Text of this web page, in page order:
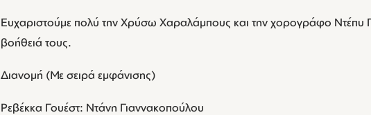
Ευχαριστούμε πολύ την Χρύσω Χαραλάμπους και την χορογράφο Ντέπυ
βοήθειά τους.
Διανομή (Με σειρά εμφάνισης)
Ρεβέκκα Γουέστ: Ντάνη Γιαννακοπούλου